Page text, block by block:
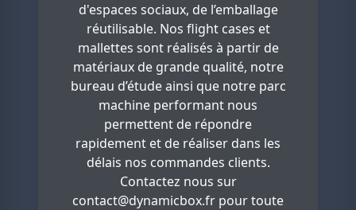
d'espaces sociaux, de l’emballage
réutilisable. Nos flight cases et
mallettes sont réalisés à partir de
matériaux de grande qualité, notre
bureau d’étude ainsi que notre parc
machine performant nous
permettent de répondre
rapidement et de réaliser dans les
délais nos commandes clients.
Contactez nous sur
contact@dynamicbox.fr pour toute